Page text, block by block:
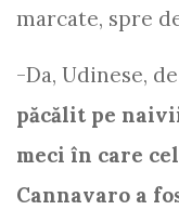
marcate, spre
-Da, Udinese,
păcălit pe
meci în care
Cannavaro a